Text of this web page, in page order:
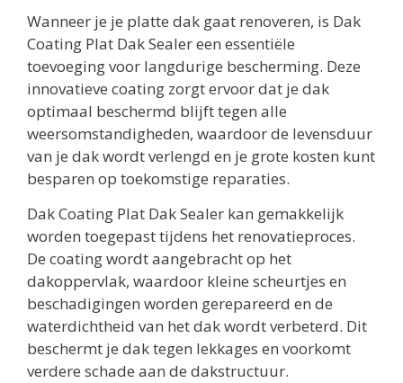
Wanneer je je platte dak gaat renoveren, is Dak
Coating Plat Dak Sealer een essentiële
toevoeging voor langdurige bescherming. Deze
innovatieve coating zorgt ervoor dat je dak
optimaal beschermd blijft tegen alle
weersomstandigheden, waardoor de levensduur
van je dak wordt verlengd en je grote kosten kunt
besparen op toekomstige reparaties.
Dak Coating Plat Dak Sealer kan gemakkelijk
worden toegepast tijdens het renovatieproces.
De coating wordt aangebracht op het
dakoppervlak, waardoor kleine scheurtjes en
beschadigingen worden gerepareerd en de
waterdichtheid van het dak wordt verbeterd. Dit
beschermt je dak tegen lekkages en voorkomt
verdere schade aan de dakstructuur.